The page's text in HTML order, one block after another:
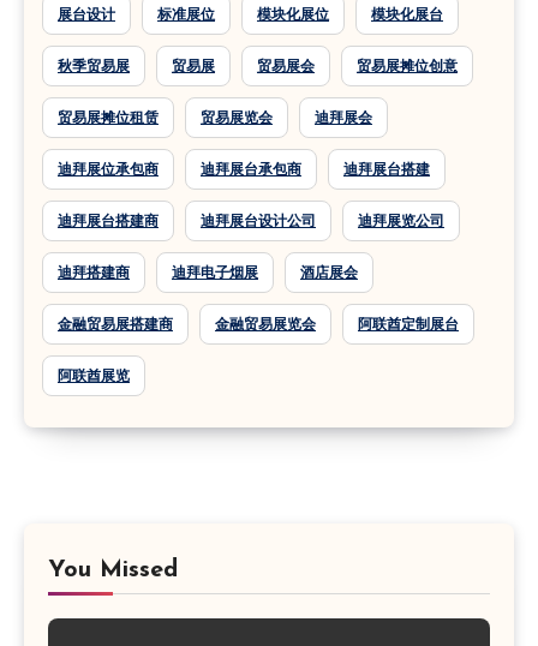
展台设计 标准展位 模块化展位 模块化展台
秋季贸易展 贸易展 贸易展会 贸易展摊位创意
贸易展摊位租赁 贸易展览会 迪拜展会
迪拜展位承包商 迪拜展台承包商 迪拜展台搭建
迪拜展台搭建商 迪拜展台设计公司 迪拜展览公司
迪拜搭建商 迪拜电子烟展 酒店展会
金融贸易展搭建商 金融贸易展览会 阿联酋定制展台
阿联酋展览
You Missed